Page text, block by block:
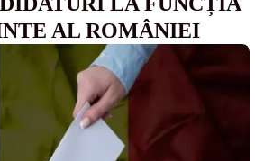
AL ROMÂNIEI